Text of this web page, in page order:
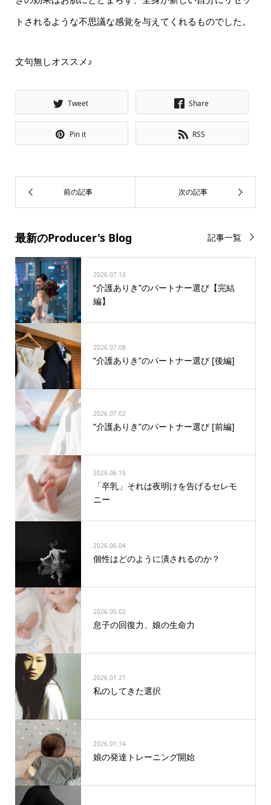
トされるような不思議な感覚を与えてくれるものでした。
文句無しオススメ♪
Tweet Share
Pin it RSS
最新のProducer's Blog 記事一覧
2026.07.10
“介護ありき”のパートナー選び【完結
編】
2026.07.08
“介護ありき”のパートナー選び [後編]
2026.07.02
“介護ありき”のパートナー選び [前編]
2026.06.16
「卒乳」それは夜明けを告げるセレモ
ニー
2026.06.04
個性はどのように潰されるのか？
2026.05.02
息子の回復力、娘の生命力
2026.01.21
私のしてきた選択
2026.01.14
娘の発達トレーニング開始